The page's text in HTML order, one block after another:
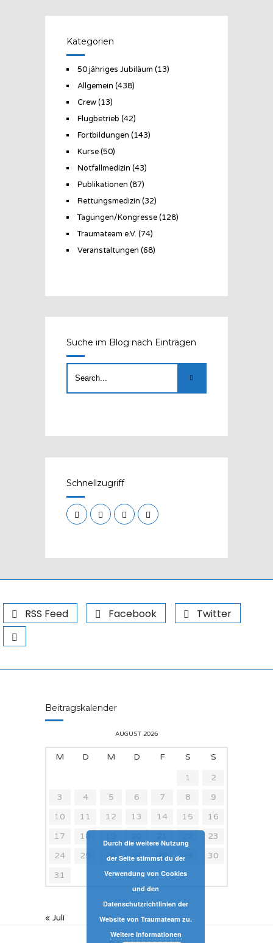
Kategorien
50 jähriges Jubiläum (13)
Allgemein (438)
Crew(13)
Flugbetrieb (42)
Fortbildungen (143)
Kurse(50)
Notfallmedizin (43)
Publikationen (87)
Rettungsmedizin (32)
Tagungen/Kongresse(128)
Traumateam e.V. (74)
Veranstaltungen (68)
Suche im Blog nach Einträgen
Schnellzugriff
RSS Feed Facebook Twitter
Beitragskalender
AUGUST 2026
M D M D F S
S
1
2
3
4 5 6 7 8
9
10
11 12 13 14 15
16
17
18
23
24
25 26 27 28 29
30
31
« Juli
Durch die weitere Nutzung
der Seite stimmst du der
Verwendung von Cookies
und den
Datenschutzrichtlinien der
Website von Traumateam zu.
Weitere Informationen